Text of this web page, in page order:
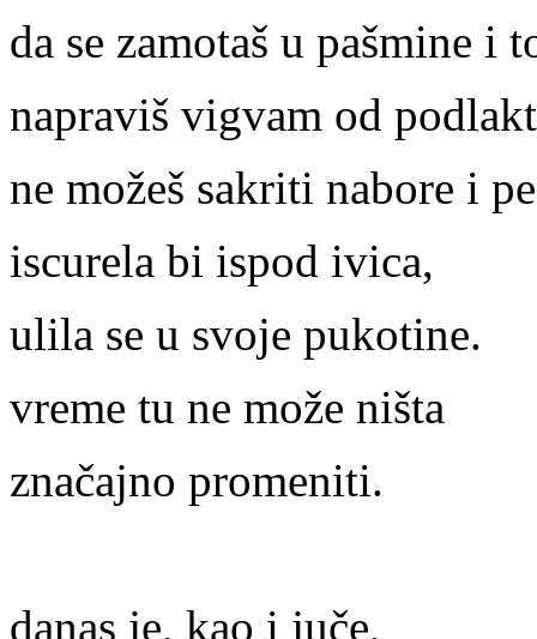
da se zamotaš u pašmine i
napraviš vigvam od
ne možeš sakriti nabore i
iscurela bi ispod ivica,
ulila se u svoje pukotine.
vreme tu ne može ništa
značajno promeniti.
danas je, kao i juče,